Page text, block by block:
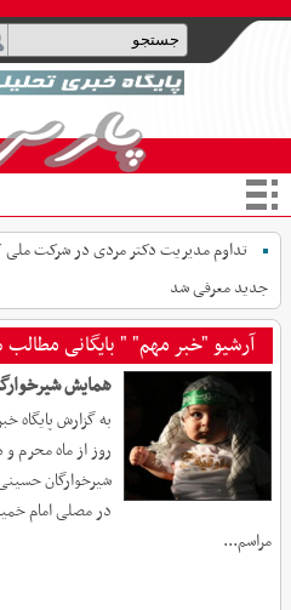
تداوم مدیریت دکتر مردی در شرکت
جدید معرفی شد
آرشیو "خبر مهم" " بایگانی
همایش
به گزارش پایگاه
روز از ماه محرم
شيرخوارگان
در مصلی امام
مراسم...